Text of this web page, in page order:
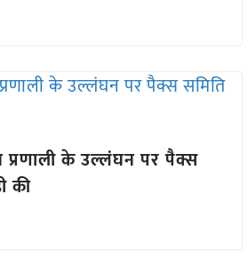
प्रणाली के उल्लंघन पर पैक्स
की